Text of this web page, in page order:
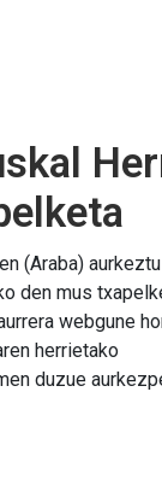
(Araba)
den mus
webgune
herrietako
duzue